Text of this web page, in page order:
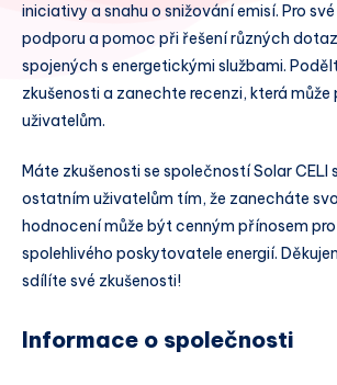
iniciativy a snahu o snižování emisí. Pro
podporu a pomoc při řešení různých
spojených s energetickými službami.
zkušenosti a zanechte recenzi, která
uživatelům.
Máte zkušenosti se společností Solar CELI
ostatním uživatelům tím, že zanecháte
hodnocení může být cenným přínosem
spolehlivého poskytovatele energií.
sdílíte své zkušenosti!
Informace o společnosti